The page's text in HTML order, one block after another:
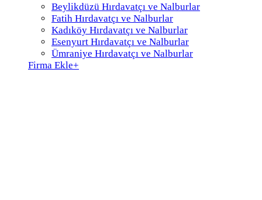
Beylikdüzü Hırdavatçı ve Nalburlar
Fatih Hırdavatçı ve Nalburlar
Kadıköy Hırdavatçı ve Nalburlar
Esenyurt Hırdavatçı ve Nalburlar
Ümraniye Hırdavatçı ve Nalburlar
Firma Ekle+